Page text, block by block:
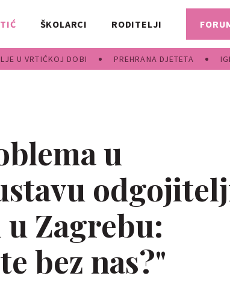
U VRTIĆKOJ DOBI PREHRANA DJETETA
ŠKOLARCI RODITELJI
u
Zagrebu:
bez nas?"